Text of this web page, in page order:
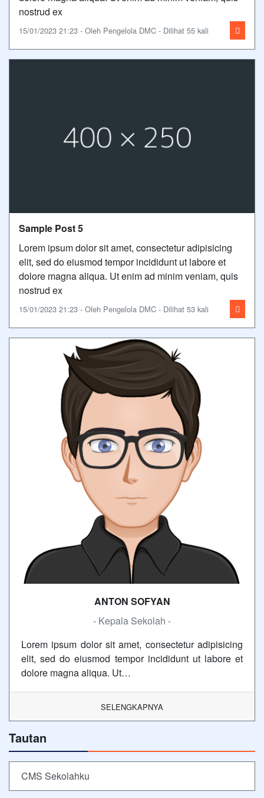
nostrud ex
15/01/2023 21:23 - Oleh Pengelola DMC - Dilihat 55 kali
Sample Post 5
Lorem ipsum dolor sit amet, consectetur adipisicing
elit, sed do eiusmod tempor incididunt ut labore et
dolore magna aliqua. Ut enim ad minim veniam, quis
nostrud ex
15/01/2023 21:23 - Oleh Pengelola DMC - Dilihat 53 kali
ANTON SOFYAN
- Kepala Sekolah -
Lorem ipsum dolor sit amet, consectetur adipisicing
elit, sed do eiusmod tempor incididunt ut labore et
dolore magna aliqua. Ut…
SELENGKAPNYA
Tautan
CMS Sekolahku